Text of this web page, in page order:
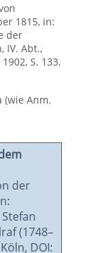
1815, in:
der
IV. Abt.,
S. 133.
(wie Anm.
der
(1748–
DOI: